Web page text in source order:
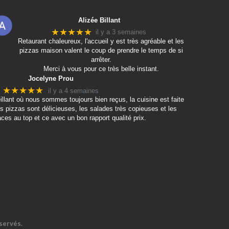
Alizée Billant
★★★★★ il y a 3 semaines
Retaurant chaleureux, l'accueil y est très agréable et les
pizzas maison valent le coup de prendre le temps de si
arrêter.
Merci à vous pour ce très belle instant.
Jocelyne Prou
★★★★★
il y a 4 semaines
où nous sommes toujours bien reçus, la cuisine est faite
pizzas sont délicieuses, les salades très copieuses et les
au top et ce avec un bon rapport qualité prix.